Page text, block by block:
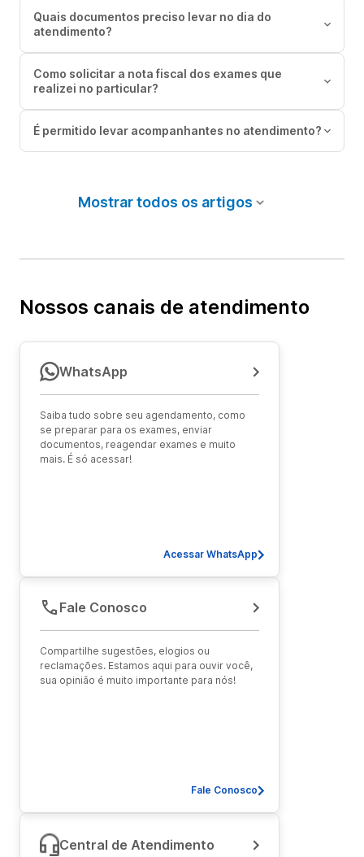
Quais documentos preciso levar no dia do
atendimento?
Como solicitar a nota fiscal dos exames que
realizei no particular?
É permitido levar acompanhantes no atendimento?
Mostrar todos os artigos
Nossos canais de atendimento
WhatsApp
Saiba tudo sobre seu agendamento, como
se preparar para os exames, enviar
documentos, reagendar exames e muito
mais. É só acessar!
Acessar WhatsApp
Fale Conosco
Compartilhe sugestões, elogios ou
reclamações. Estamos aqui para ouvir você,
sua opinião é muito importante para nós!
Fale Conosco
Central de Atendimento